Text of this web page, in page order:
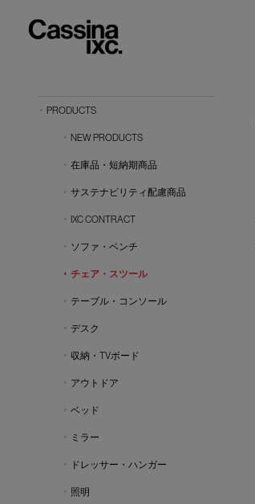
PRODUCTS
NEW PRODUCTS
在庫品・短納期商品
サステナビリティ配慮商品
IXC CONTRACT
ソファ・ベンチ
チェア・スツール
テーブル・コンソール
デスク
収納・TVボード
アウトドア
ベッド
ミラー
ドレッサー・ハンガー
照明